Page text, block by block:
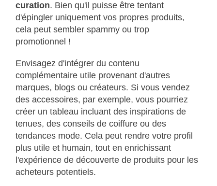
curation. Bien qu'il puisse être tentant
d'épingler uniquement vos propres produits,
cela peut sembler spammy ou trop
promotionnel !
Envisagez d'intégrer du contenu
complémentaire utile provenant d'autres
marques, blogs ou créateurs. Si vous vendez
des accessoires, par exemple, vous pourriez
créer un tableau incluant des inspirations de
tenues, des conseils de coiffure ou des
tendances mode. Cela peut rendre votre profil
plus utile et humain, tout en enrichissant
l'expérience de découverte de produits pour les
acheteurs potentiels.